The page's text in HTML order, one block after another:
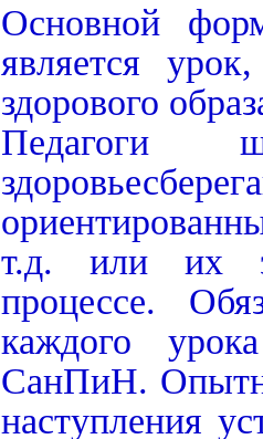
Основной
является
здорового
Педагоги
т.д. или их
процессе.
каждого
СанПиН.
наступления